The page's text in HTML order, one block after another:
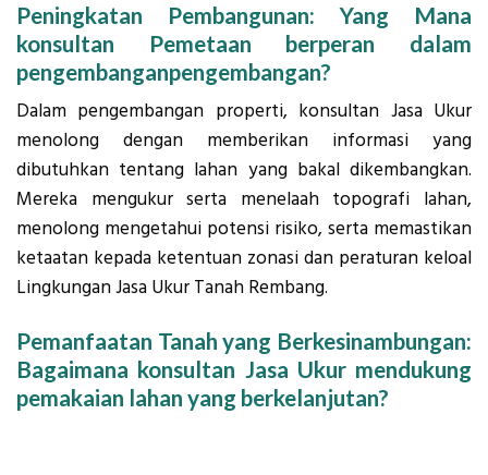
Peningkatan Pembangunan: Yang Mana
konsultan Pemetaan berperan dalam
pengembanganpengembangan?
Dalam pengembangan properti, konsultan Jasa Ukur
menolong dengan memberikan informasi yang
dibutuhkan tentang lahan yang bakal dikembangkan.
Mereka mengukur serta menelaah topografi lahan,
menolong mengetahui potensi risiko, serta memastikan
ketaatan kepada ketentuan zonasi dan peraturan keloal
Lingkungan Jasa Ukur Tanah Rembang.
Pemanfaatan Tanah yang Berkesinambungan:
Bagaimana konsultan Jasa Ukur mendukung
pemakaian lahan yang berkelanjutan?